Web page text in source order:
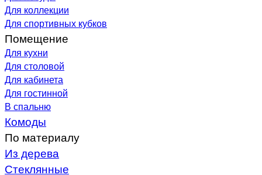
Для коллекции
Для спортивных кубков
Помещение
Для кухни
Для столовой
Для кабинета
Для гостинной
В спальню
Комоды
По материалу
Из дерева
Стеклянные